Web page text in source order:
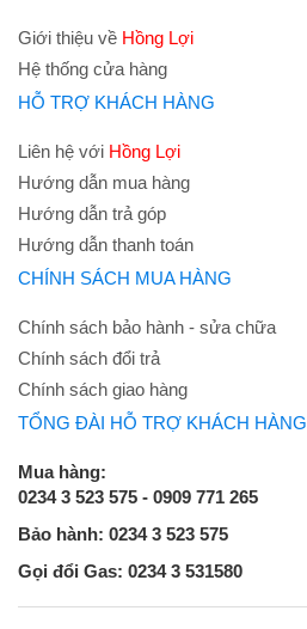
Giới thiệu về Hồng Lợi
Hệ thống cửa hàng
HỖ TRỢ KHÁCH HÀNG
Liên hệ với Hồng Lợi
Hướng dẫn mua hàng
Hướng dẫn trả góp
Hướng dẫn thanh toán
CHÍNH SÁCH MUA HÀNG
Chính sách bảo hành - sửa chữa
Chính sách đổi trả
Chính sách giao hàng
TỔNG ĐÀI HỖ TRỢ KHÁCH HÀNG
Mua hàng:
0234 3 523 575 - 0909 771 265
Bảo hành: 0234 3 523 575
Gọi đổi Gas: 0234 3 531580